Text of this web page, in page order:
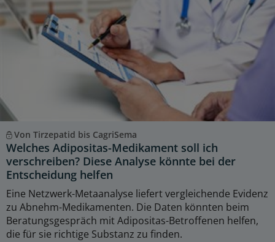
Von Tirzepatid bis CagriSema
Welches Adipositas-Medikament soll ich
verschreiben? Diese Analyse könnte bei der
Entscheidung helfen
Eine Netzwerk-Metaanalyse liefert vergleichende Evidenz
zu Abnehm-Medikamenten. Die Daten könnten beim
Beratungsgespräch mit Adipositas-Betroffenen helfen,
die für sie richtige Substanz zu finden.